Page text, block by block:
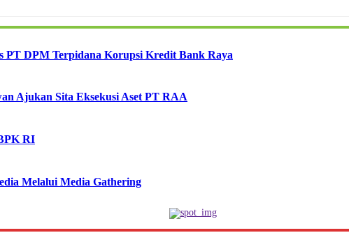
PT DPM Terpidana Korupsi Kredit Bank Raya
Ajukan Sita Eksekusi Aset PT RAA
RI
Melalui Media Gathering